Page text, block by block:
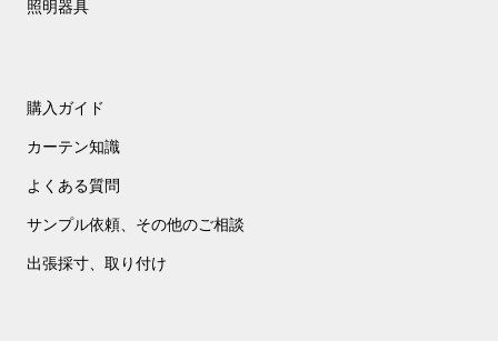
照明器具
購入ガイド
カーテン知識
よくある質問
サンプル依頼、その他のご相談
出張採寸、取り付け